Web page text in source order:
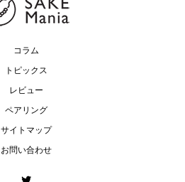
コラム
トピックス
レビュー
ペアリング
サイトマップ
お問い合わせ